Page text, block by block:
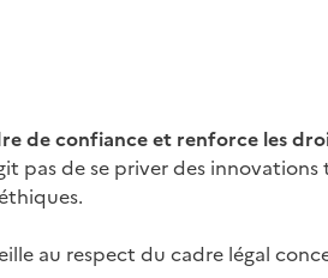
de confiance et renforce les
pas de se priver des
au respect du cadre légal